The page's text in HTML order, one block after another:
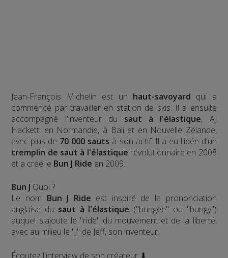
Jean-François Michelin est un haut-savoyard qui a
commencé par travailler en station de skis. Il a ensuite
accompagné l'inventeur du saut à l'élastique, AJ
Hackett, en Normandie, à Bali et en Nouvelle Zélande,
avec plus de 70 000 sauts à son actif. Il a eu l'idée d'un
tremplin de saut à l'élastique révolutionnaire en 2008
et a créé le Bun J Ride en 2009.
Bun J Quoi ?
Le nom Bun J Ride est inspiré de la prononciation
anglaise du saut à l'élastique ("bungee" ou "bungy")
auquel s'ajoute le "ride" du mouvement et de la liberté,
avec au milieu le "J" de Jeff, son inventeur.
Écoutez l'interview de son créateur ⬇